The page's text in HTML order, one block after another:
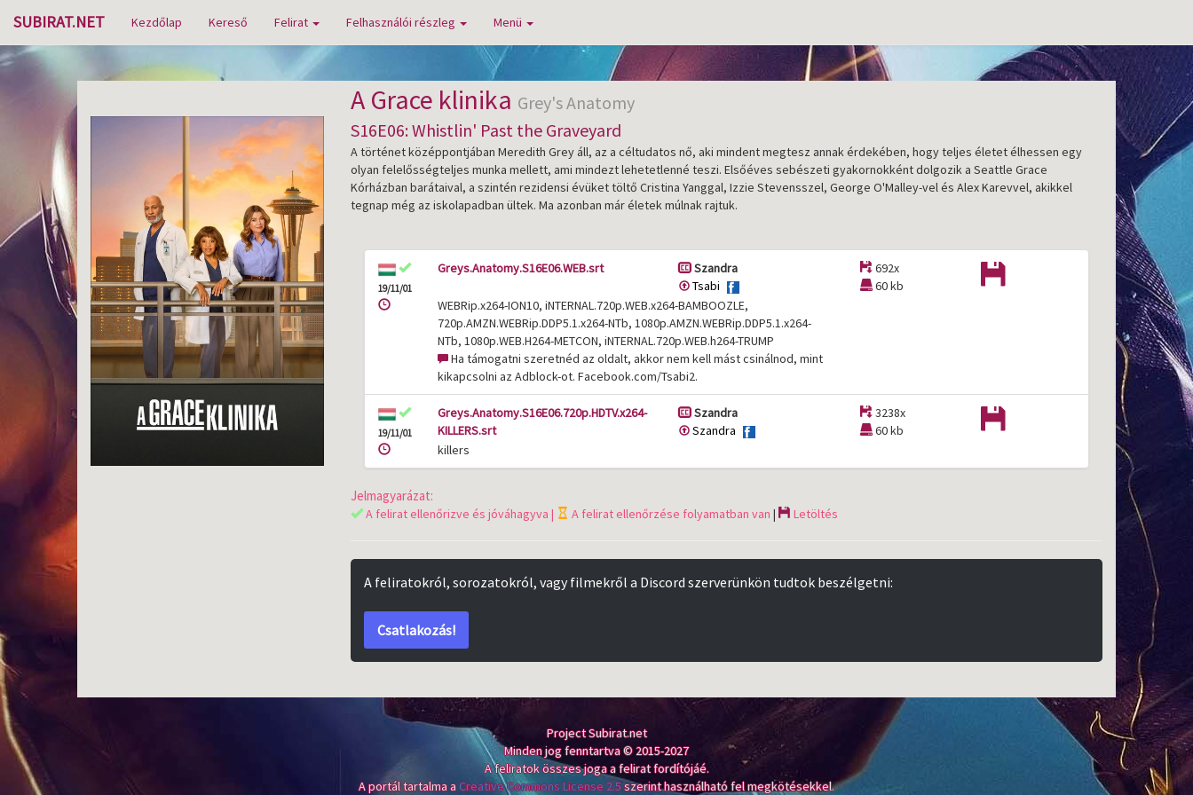
SUBIRAT.NET Kezdőlap Kereső Felirat Felhasználói részleg Menü
A Grace klinika Grey's Anatomy
S16E06: Whistlin' Past the Graveyard
A történet középpontjában Meredith Grey áll, az a céltudatos nő, aki mindent megtesz annak érdekében, hogy teljes életet élhessen egy
olyan felelősségteljes munka mellett, ami mindezt lehetetlenné teszi. Elsőéves sebészeti gyakornokként dolgozik a Seattle Grace
Kórházban barátaival, a szintén rezidensi évüket töltő Cristina Yanggal, Izzie Stevensszel, George O'Malley-vel és Alex Karevvel, akikkel
tegnap még az iskolapadban ültek. Ma azonban már életek múlnak rajtuk.
19/11/01
Greys.Anatomy.S16E06.WEB.srt
Szandra
Tsabi
692x
60 kb
WEBRip.x264-ION10, iNTERNAL.720p.WEB.x264-BAMBOOZLE,
720p.AMZN.WEBRip.DDP5.1.x264-NTb, 1080p.AMZN.WEBRip.DDP5.1.x264-
NTb, 1080p.WEB.H264-METCON, iNTERNAL.720p.WEB.h264-TRUMP
Ha támogatni szeretnéd az oldalt, akkor nem kell mást csinálnod, mint
kikapcsolni az Adblock-ot. Facebook.com/Tsabi2.
19/11/01
Greys.Anatomy.S16E06.720p.HDTV.x264-
KILLERS.srt
Szandra
Szandra
3238x
60 kb
killers
Jelmagyarázat:
A felirat ellenőrizve és jóváhagyva | A felirat ellenőrzése folyamatban van | Letöltés
A feliratokról, sorozatokról, vagy filmekről a Discord szerverünkön tudtok beszélgetni:
Csatlakozás!
Project Subirat.net
Minden jog fenntartva © 2015-2027
A feliratok összes joga a felirat fordítójáé.
A portál tartalma aCreative Commons License 2.5szerint használható fel megkötésekkel.